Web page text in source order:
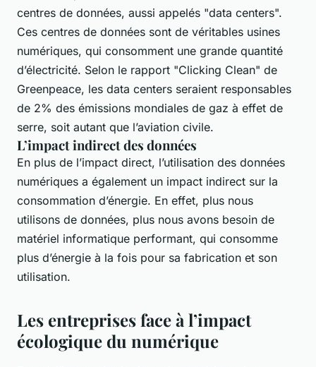
centres de données, aussi appelés "data centers".
Ces centres de données sont de véritables usines
numériques, qui consomment une grande quantité
d’électricité. Selon le rapport "Clicking Clean" de
Greenpeace, les data centers seraient responsables
de 2% des émissions mondiales de gaz à effet de
serre, soit autant que l’aviation civile.
L’impact indirect des données
En plus de l’impact direct, l’utilisation des données
numériques a également un impact indirect sur la
consommation d’énergie. En effet, plus nous
utilisons de données, plus nous avons besoin de
matériel informatique performant, qui consomme
plus d’énergie à la fois pour sa fabrication et son
utilisation.
Les entreprises face à l’impact
écologique du numérique